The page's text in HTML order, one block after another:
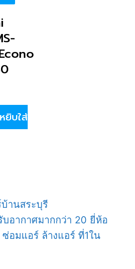
หยิบใส่
านสระบุรี
บอากาศมากกว่า 20 ยี่ห้อ
อมแอร์ ล้างแอร์ ที่1ใน